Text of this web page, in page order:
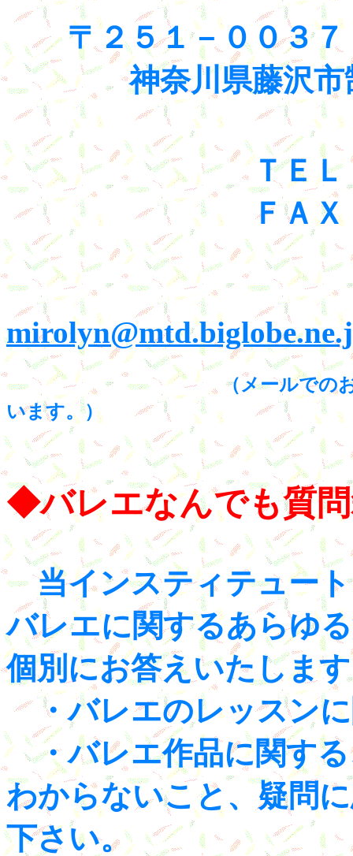
〒２５１－００３７
神奈川県藤沢市鵠
ＴＥＬ ０４６
ＦＡＸ ０４６
（メールでの
います。）
◆バレエなんでも質
当インスティテュート
バレエに関するあらゆ
個別にお答えいたしま
・バレエのレッスン
・バレエ作品に関
わからないこと、疑問
下さい。